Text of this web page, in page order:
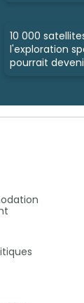
10 000
l'exploration
pourrait